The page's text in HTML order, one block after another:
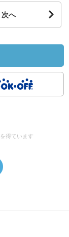
次へ
得ています